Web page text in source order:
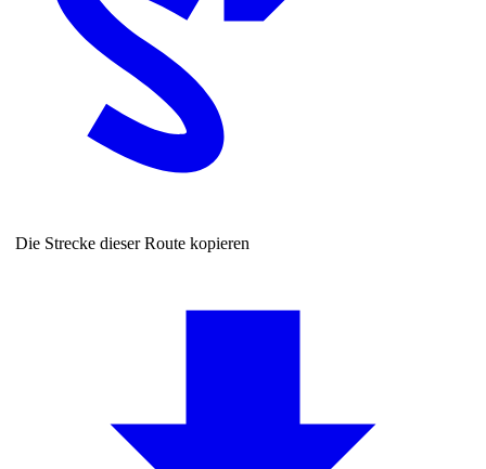
Die Strecke dieser Route kopieren